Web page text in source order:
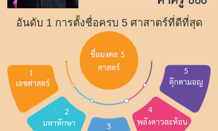
อันดับ 1 การตั้งชื่อครบ 5 ศาสาตร์ที่ดีที่สุด